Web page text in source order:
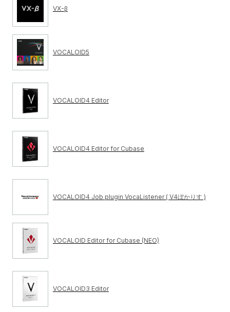
VX-β
VOCALOID5
VOCALOID4 Editor
VOCALOID4 Editor for Cubase
VOCALOID4 Job plugin VocaListener ( V4ぼかりす )
VOCALOID Editor for Cubase (NEO)
VOCALOID3 Editor